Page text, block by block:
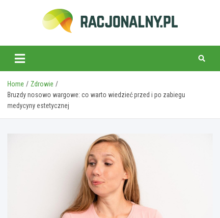
racjonalny.pl
Home
Zdrowie
Bruzdy nosowo wargowe: co warto wiedzieć przed i po zabiegu
medycyny estetycznej